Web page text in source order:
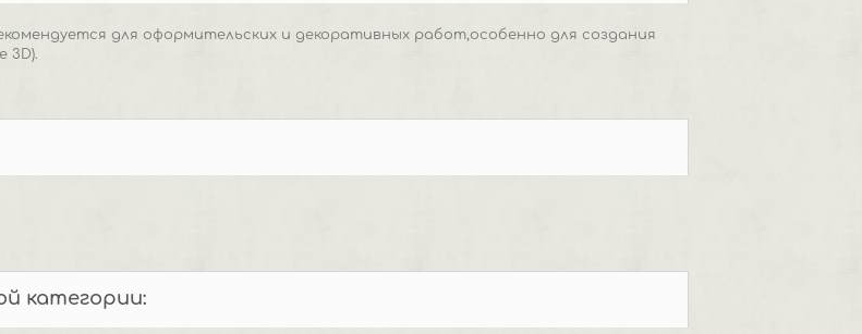
для оформительских и декоративных работ,особенно для создания
3D).
категории: